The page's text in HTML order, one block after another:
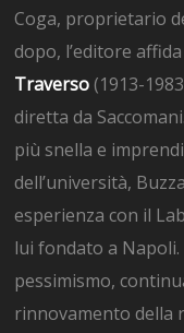
Coga, proprietario
dopo, l’editore
Traverso (1913-
diretta da
più snella e
dell’università,
esperienza con il
lui fondato a
pessimismo,
rinnovamento della